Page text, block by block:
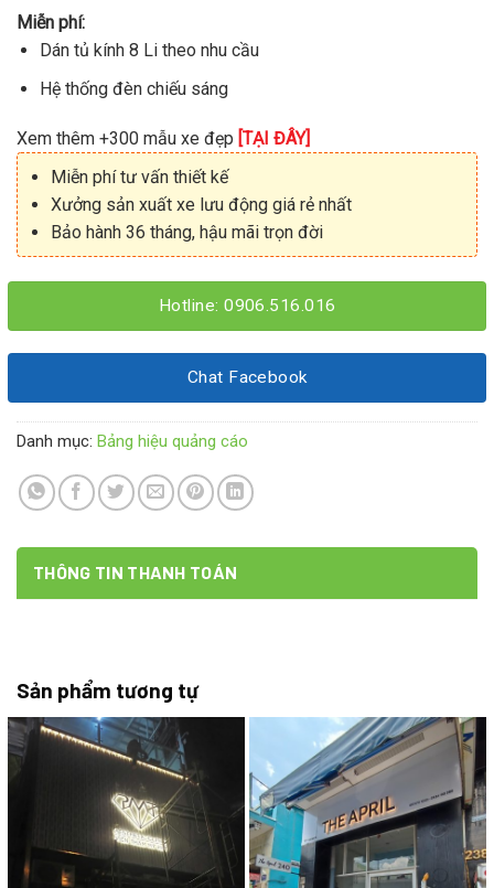
Miễn phí:
Dán tủ kính 8 Li theo nhu cầu
Hệ thống đèn chiếu sáng
Xem thêm +300 mẫu xe đẹp [TẠI ĐÂY]
Miễn phí tư vấn thiết kế
Xưởng sản xuất xe lưu động giá rẻ nhất
Bảo hành 36 tháng, hậu mãi trọn đời
Hotline: 0906.516.016
Chat Facebook
Danh mục: Bảng hiệu quảng cáo
THÔNG TIN THANH TOÁN
Sản phẩm tương tự